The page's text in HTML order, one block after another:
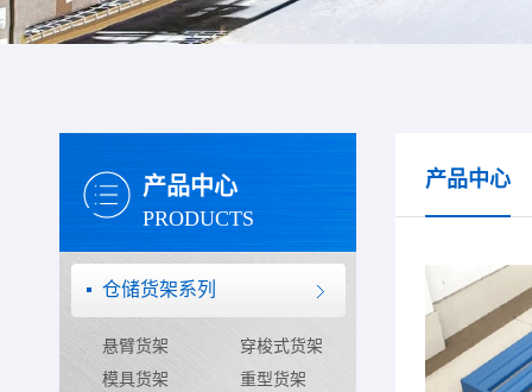
产品中心
PRODUCTS
仓储货架系列
悬臂货架
穿梭式货架
模具货架
重型货架
产品中心